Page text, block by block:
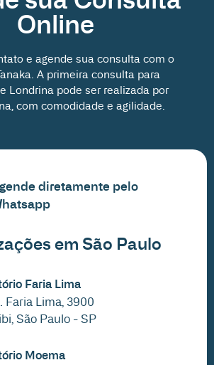
Online
e agende sua consulta com o
A primeira consulta para
Londrina pode ser realizada por
com comodidade e agilidade.
diretamente pelo
em São Paulo
Faria Lima
Faria Lima, 3900
São Paulo - SP
Moema